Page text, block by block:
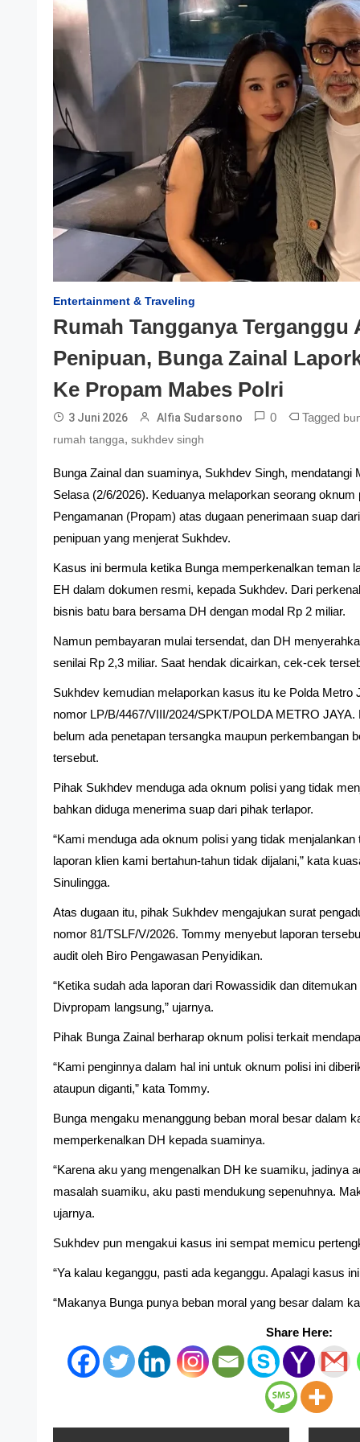
Entertainment & Traveling
Rumah Tangganya Terganggu
Penipuan, Bunga Zainal
Ke Propam Mabes Polri
3 Juni 2026 Alfia Sudarsono 0 Tagged
rumah tangga,sukhdev singh
Bunga Zainal dan suaminya, Sukhdev Singh, mendatangi
Selasa (2/6/2026). Keduanya melaporkan seorang
Pengamanan (Propam) atas dugaan penerimaan suap
penipuan yang menjerat Sukhdev.
Kasus ini bermula ketika Bunga memperkenalkan teman
EH dalam dokumen resmi, kepada Sukhdev. Dari
bisnis batu bara bersama DH dengan modal Rp 2 miliar.
Namun pembayaran mulai tersendat, dan DH
senilai Rp 2,3 miliar. Saat hendak dicairkan, cek-cek
Sukhdev kemudian melaporkan kasus itu ke Polda Metro
nomor LP/B/4467/VIII/2024/SPKT/POLDA METRO
belum ada penetapan tersangka maupun perkembangan
tersebut.
Pihak Sukhdev menduga ada oknum polisi yang tidak
bahkan diduga menerima suap dari pihak terlapor.
“Kami menduga ada oknum polisi yang tidak
laporan klien kami bertahun-tahun tidak dijalani,” kata
Sinulingga.
Atas dugaan itu, pihak Sukhdev mengajukan surat
nomor 81/TSLF/V/2026. Tommy menyebut laporan
audit oleh Biro Pengawasan Penyidikan.
“Ketika sudah ada laporan dari Rowassidik dan
Divpropam langsung,” ujarnya.
Pihak Bunga Zainal berharap oknum polisi terkait
“Kami penginnya dalam hal ini untuk oknum polisi ini
ataupun diganti,” kata Tommy.
Bunga mengaku menanggung beban moral besar dalam
memperkenalkan DH kepada suaminya.
“Karena aku yang mengenalkan DH ke suamiku, jadinya
masalah suamiku, aku pasti mendukung sepenuhnya.
ujarnya.
Sukhdev pun mengakui kasus ini sempat memicu
“Ya kalau keganggu, pasti ada keganggu. Apalagi kasus
“Makanya Bunga punya beban moral yang besar dalam
Share Here: